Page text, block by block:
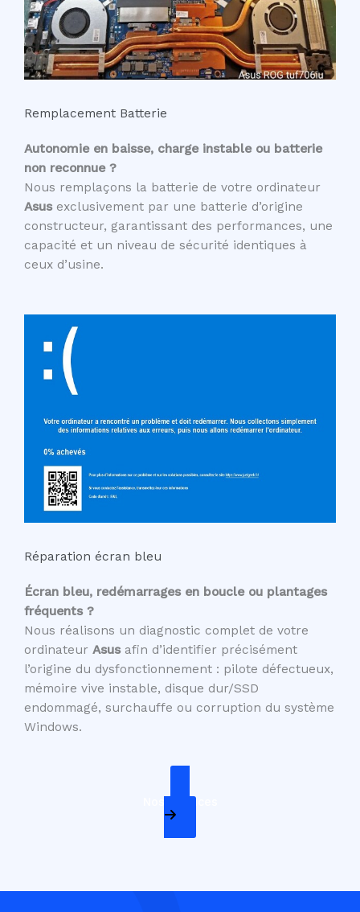
Remplacement Batterie
Autonomie en baisse, charge instable ou batterie
non reconnue ?
Nous remplaçons la batterie de votre ordinateur
Asusexclusivement par une batterie d’origine
constructeur, garantissant des performances, une
capacité et un niveau de sécurité identiques à
ceux d’usine.
Réparation écran bleu
Écran bleu, redémarrages en boucle ou plantages
fréquents ?
Nous réalisons un diagnostic complet de votre
ordinateur Asusafin d’identifier précisément
l’origine du dysfonctionnement : pilote défectueux,
mémoire vive instable, disque dur/SSD
endommagé, surchauffe ou corruption du système
Windows.
Nos Services